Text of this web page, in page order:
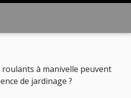
roulants à manivelle peuvent
de jardinage ?